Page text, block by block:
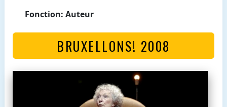
Fonction: Auteur
BRUXELLONS! 2008